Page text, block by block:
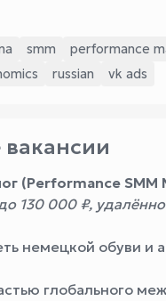
smm performance
russian vk ads
(Performance SMM
130 000 ₽, удалённо
немецкой обуви и
глобального